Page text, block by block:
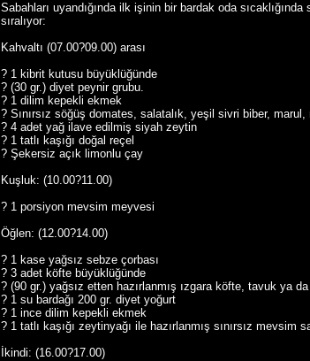
Sabahları uyandığında ilk işinin bir bardak oda
sıralıyor:
Kahvaltı (07.00?09.00) arası
? 1 kibrit kutusu büyüklüğünde
? (30 gr.) diyet peynir grubu.
? 1 dilim kepekli ekmek
? Sınırsız söğüş domates, salatalık, yeşil sivri biber, marul,
? 4 adet yağ ilave edilmiş siyah zeytin
? 1 tatlı kaşığı doğal reçel
? Şekersiz açık limonlu çay
Kuşluk: (10.00?11.00)
? 1 porsiyon mevsim meyvesi
Öğlen: (12.00?14.00)
? 1 kase yağsız sebze çorbası
? 3 adet köfte büyüklüğünde
? (90 gr.) yağsız etten hazırlanmış ızgara köfte, tavuk ya da
? 1 su bardağı 200 gr. diyet yoğurt
? 1 ince dilim kepekli ekmek
? 1 tatlı kaşığı zeytinyağı ile hazırlanmış sınırsız mevsim
İkindi: (16.00?17.00)